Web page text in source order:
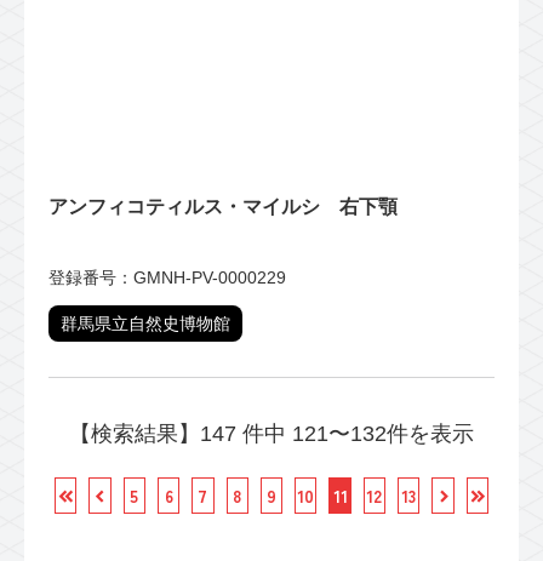
アンフィコティルス・マイルシ 右下顎
登録番号：GMNH-PV-0000229
群馬県立自然史博物館
【検索結果】147 件中 121〜132件を表示
5 6 7 8 9 10 11 12 13